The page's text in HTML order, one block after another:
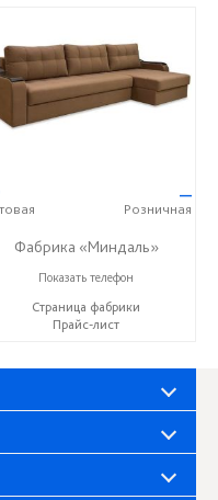
—
Розничная
Фабрика «Миндаль»
+7 (927) 630-62-82
Показать телефон
Страница фабрики
Прайс-лист